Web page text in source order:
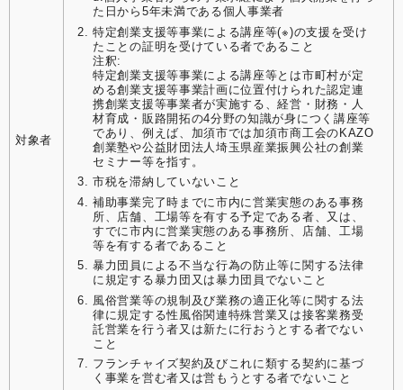
対象者
た日から5年未満である個人事業者
特定創業支援等事業による講座等(※)の支援を受け
たことの証明を受けている者であること
注釈:
特定創業支援等事業による講座等とは市町村が定
める創業支援等事業計画に位置付けられた認定連
携創業支援等事業者が実施する、経営・財務・人
材育成・販路開拓の4分野の知識が身につく講座等
であり、例えば、加須市では加須市商工会のKAZO
創業塾や公益財団法人埼玉県産業振興公社の創業
セミナー等を指す。
市税を滞納していないこと
補助事業完了時までに市内に営業実態のある事務
所、店舗、工場等を有する予定である者、又は、
すでに市内に営業実態のある事務所、店舗、工場
等を有する者であること
暴力団員による不当な行為の防止等に関する法律
に規定する暴力団又は暴力団員でないこと
風俗営業等の規制及び業務の適正化等に関する法
律に規定する性風俗関連特殊営業又は接客業務受
託営業を行う者又は新たに行おうとする者でない
こと
フランチャイズ契約及びこれに類する契約に基づ
く事業を営む者又は営もうとする者でないこと